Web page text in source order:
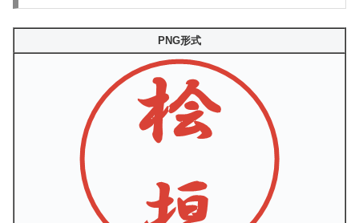
PNG形式